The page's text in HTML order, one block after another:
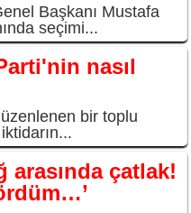
Başkanı Mustafa
seçimi...
nasıl
bir toplu
arasında çatlak!